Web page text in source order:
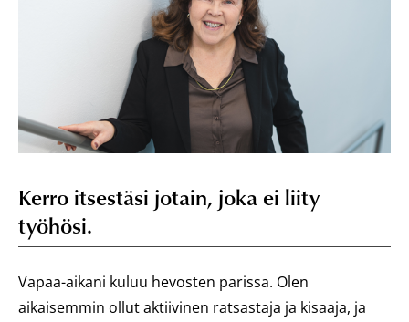
Kerro itsestäsi jotain, joka ei liity
työhösi.
Vapaa-aikani kuluu hevosten parissa. Olen
aikaisemmin ollut aktiivinen ratsastaja ja kisaaja, ja